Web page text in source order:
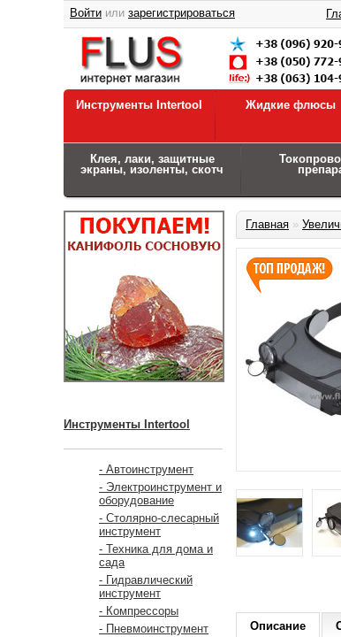
Войти или зарегистрироваться
Инструменты Intertool Жидкие флюсы
Клея, лаки, защитные
экраны, изоленты, скотч
Инструменты Intertool
- Автоинструмент
- Электроинструмент и
оборудование
- Столярно-слесарный
инструмент
- Техника для дома и
сада
- Гидравлический
инструмент
- Компрессоры
- Пневмоинструмент
Главная »
Описание